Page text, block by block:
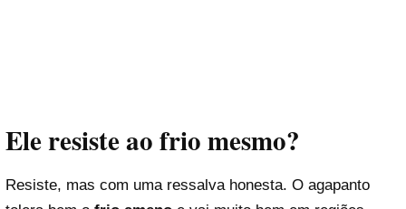
Ele resiste ao frio mesmo?
Resiste, mas com uma ressalva honesta. O agapanto